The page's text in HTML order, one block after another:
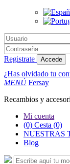
Registrate Accede
¿Has olvidado tu
MENÚ Fersay
Recambios y
Mi cuenta
(0) Cesta (0)
NUESTRAS
Blog